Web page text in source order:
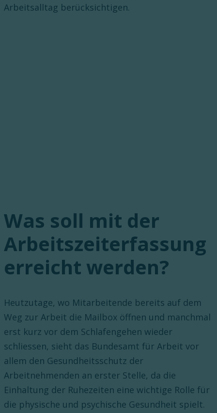
Arbeitsalltag berücksichtigen.
Was soll mit der
Arbeitszeiterfassung
erreicht werden?
Heutzutage, wo Mitarbeitende bereits auf dem
Weg zur Arbeit die Mailbox öffnen und manchmal
erst kurz vor dem Schlafengehen wieder
schliessen, sieht das Bundesamt für Arbeit vor
allem den Gesundheitsschutz der
Arbeitnehmenden an erster Stelle, da die
Einhaltung der Ruhezeiten eine wichtige Rolle für
die physische und psychische Gesundheit spielt.